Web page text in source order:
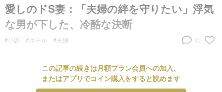
愛しのドS妻：「夫婦の絆を守りたい」浮気
な男が下した、冷酷な決断
#小説 #ホテル #夫婦 82
この記事の続きは月額プラン会員への加入、
またはアプリでコイン購入をすると読めます